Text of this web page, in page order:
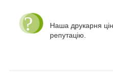
Наша друкарня
репутацію.